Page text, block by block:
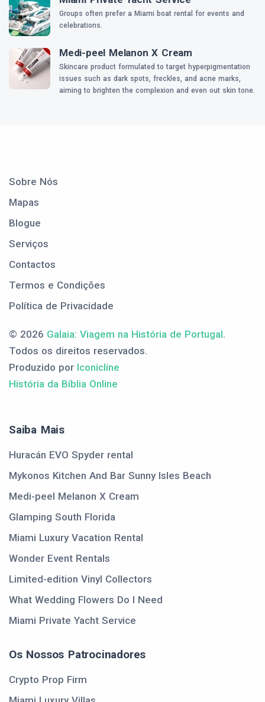
Groups often prefer a Miami boat rental for events and
celebrations.
Medi-peel Melanon X Cream
Skincare product formulated to target hyperpigmentation
issues such as dark spots, freckles, and acne marks,
aiming to brighten the complexion and even out skin tone.
Sobre Nós
Mapas
Blogue
Serviços
Contactos
Termos e Condições
Política de Privacidade
© 2026 Galaia: Viagem na História de Portugal.
Todos os direitos reservados.
Produzido por Iconicline
História da Bíblia Online
Saiba Mais
Huracán EVO Spyder rental
Mykonos Kitchen And Bar Sunny Isles Beach
Medi-peel Melanon X Cream
Glamping South Florida
Miami Luxury Vacation Rental
Wonder Event Rentals
Limited-edition Vinyl Collectors
What Wedding Flowers Do I Need
Miami Private Yacht Service
Os Nossos Patrocinadores
Crypto Prop Firm